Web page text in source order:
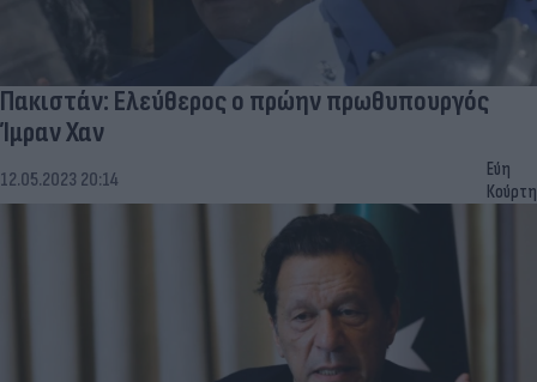
Πακιστάν: Ελεύθερος ο πρώην πρωθυπουργός
Ίμραν Χαν
12.05.2023 20:14
Εύη
Κούρτη